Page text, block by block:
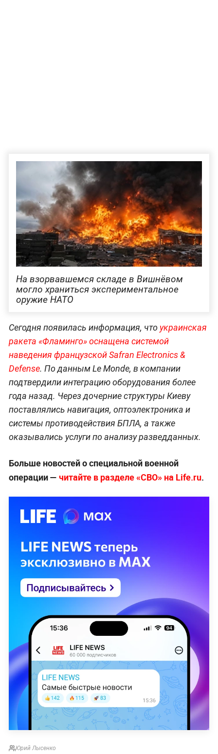
На взорвавшемся складе в Вишнёвом
могло храниться экспериментальное
оружие НАТО
Сегодня появилась информация, чтоукраинская
ракета «Фламинго» оснащена системой
наведения французской Safran Electronics &
Defense. По данным Le Monde, в компании
подтвердили интеграцию оборудования более
года назад. Через дочерние структуры Киеву
поставлялись навигация, оптоэлектроника и
системы противодействия БПЛА, а также
оказывались услуги по анализу разведданных.
Больше новостей о специальной военной
операции — читайте в разделе «СВО» на Life.ru.
Юрий Лысенко